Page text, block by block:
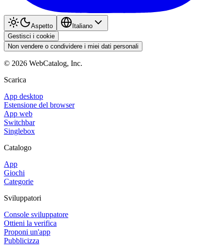
Aspetto
Italiano
Gestisci i cookie
Non vendere o condividere i miei dati personali
© 2026 WebCatalog, Inc.
Scarica
App desktop
Estensione del browser
App web
Switchbar
Singlebox
Catalogo
App
Giochi
Categorie
Sviluppatori
Console sviluppatore
Ottieni la verifica
Proponi un'app
Pubblicizza